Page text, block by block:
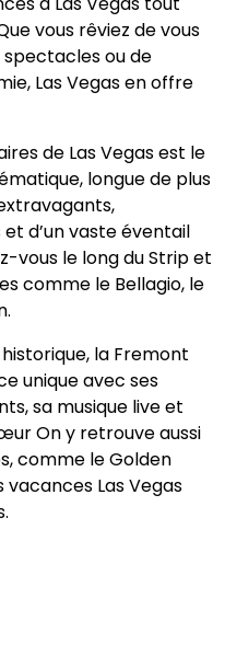
vous rêviez de vous
spectacles ou de
Las Vegas en offre
de Las Vegas est le
longue de plus
d’un vaste éventail
vous le long du Strip et
comme le Bellagio, le
la Fremont
unique avec ses
sa musique live et
On y retrouve aussi
comme le Golden
vacances Las Vegas